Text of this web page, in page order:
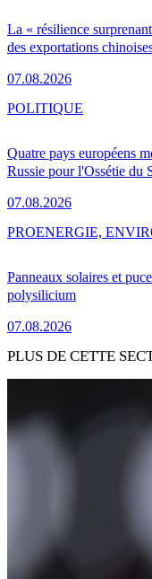
La « résilience
des exportations
07.08.2026
Quatre pays européens
Russie pour l'Ossétie du
07.08.2026
POLITIQUE
Panneaux solaires et
polysilicium
07.08.2026
PROENERGIE,
PLUS DE CETTE